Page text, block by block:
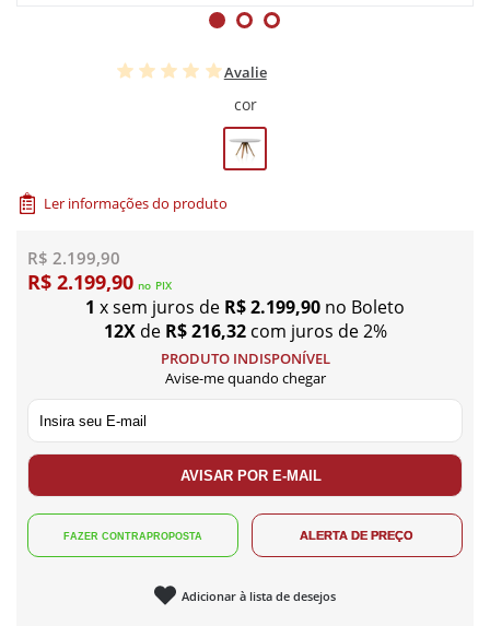
Avalie
cor
Ler informações do produto
R$ 2.199,90
R$ 2.199,90 no PIX
1 x sem juros de R$ 2.199,90 no Boleto
12Xde R$ 216,32 com juros de 2%
PRODUTO INDISPONÍVEL
Avise-me quando chegar
Adicionar à lista de desejos